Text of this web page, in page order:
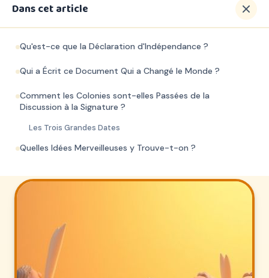
Histoire Américaine
La Lettre de Rupture Super
Secrète : La Déclaration
d'Indépendance pour les
Enfants !
5 min de lecture Ages 4-12 15 décembre 2025
Dans cet article
Qu'est-ce que la Déclaration d'Indépendance ?
Qui a Écrit ce Document Qui a Changé le Monde ?
Comment les Colonies sont-elles Passées de la
Discussion à la Signature ?
Les Trois Grandes Dates
Quelles Idées Merveilleuses y Trouve-t-on ?